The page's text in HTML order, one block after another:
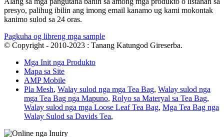
presyo, palihug ibilin ang imong email kanamo ug kami mokontak
kanimo sulod sa 24 oras.
Pagkuha og libreng mga sample
© Copyright - 2010-2023 : Tanang Katungod Gireserba.
Mga Init nga Produkto
Mapa sa Site
AMP Mobile
Pla Mesh, Walay sulod nga mga Tea Bag, Walay sulod nga
mga Tea Bag nga Mapuno, Rolyo sa Materyal sa Tea Bag,
Walay sulod nga mga Loose Leaf Tea Bag, Mga Tea Bag nga
Walay Sulod sa Davids Tea,